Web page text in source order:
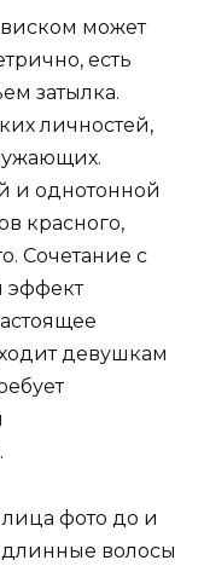
может
есть
затылка.
личностей,
и однотонной
красного,
Сочетание с
эффект
девушкам